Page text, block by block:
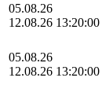
05.08.26
12.08.26 13:20:00
05.08.26
12.08.26 13:20:00